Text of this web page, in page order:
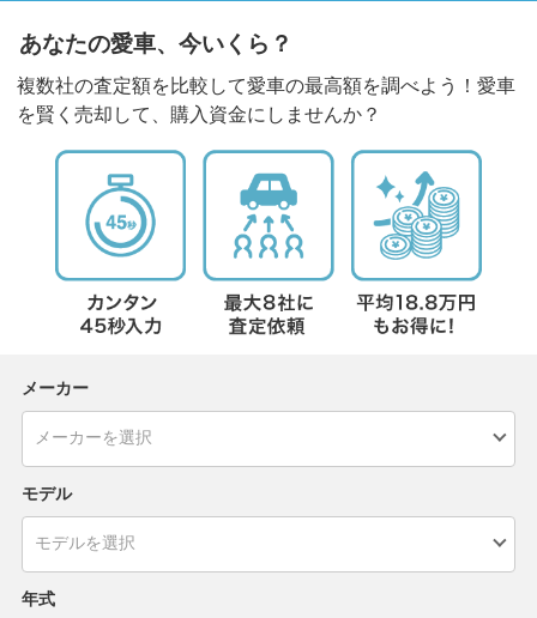
あなたの愛車、今いくら？
複数社の査定額を比較して愛車の最高額を調べよう！愛車
を賢く売却して、購入資金にしませんか？
メーカー
モデル
年式